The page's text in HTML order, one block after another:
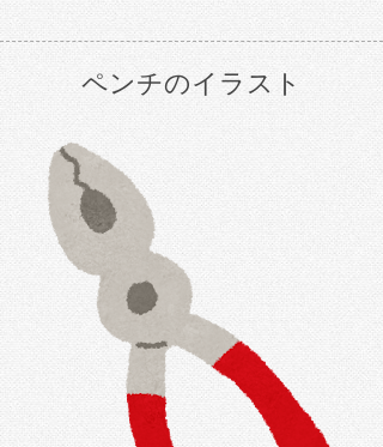
ペンチのイラスト